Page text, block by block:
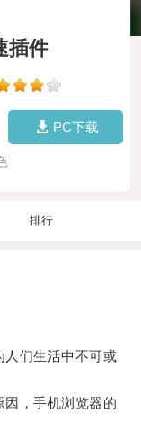
插件
PC下载
排行
们生活中不可或
，手机浏览器的